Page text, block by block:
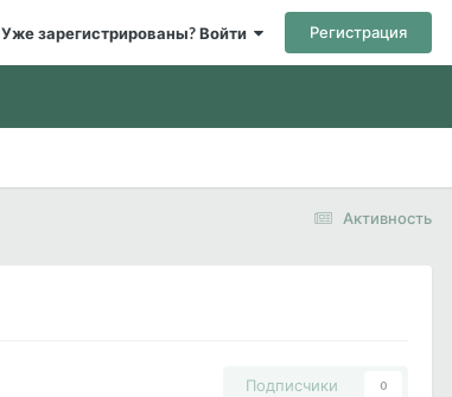
Уже зарегистрированы? Войти Регистрация
Активность
Подписчики 0